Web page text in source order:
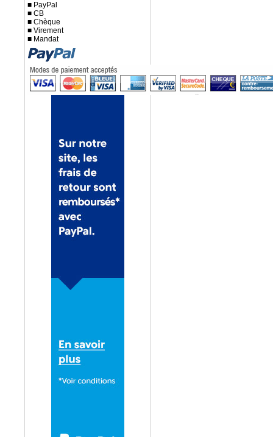
■ PayPal
■ CB
■ Chèque
■ Virement
■ Mandat